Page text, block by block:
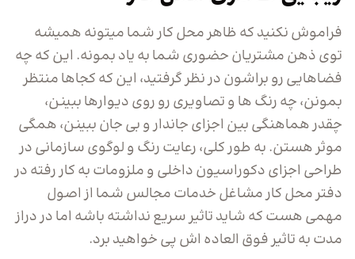
فراموش نکنید که ظاهر محل کار شما میتونه همیشه
توی ذهن مشتریان حضوری شما به یاد بمونه. این که چه
فضاهایی رو براشون در نظر گرفتید، این که کجاها منتظر
بمونن، چه رنگ ها و تصاویری رو روی دیوارها ببینن،
چقدر هماهنگی بین اجزای جاندار و بی جان ببینن، همگی
موثر هستن. به طور کلی، رعایت رنگ و لوگوی سازمانی در
طراحی اجزای دکوراسیون داخلی و ملزومات به کار رفته در
دفتر محل کار مشاغل خدمات مجالس شما از اصول
مهمی هست که شاید تاثیر سریع نداشته باشه اما در دراز
مدت به تاثیر فوق العاده اش پی خواهید برد.